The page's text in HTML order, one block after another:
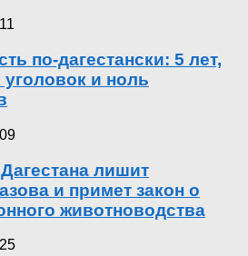
по-дагестански: 5 лет,
и ноль
лишит
и примет закон о
животноводства